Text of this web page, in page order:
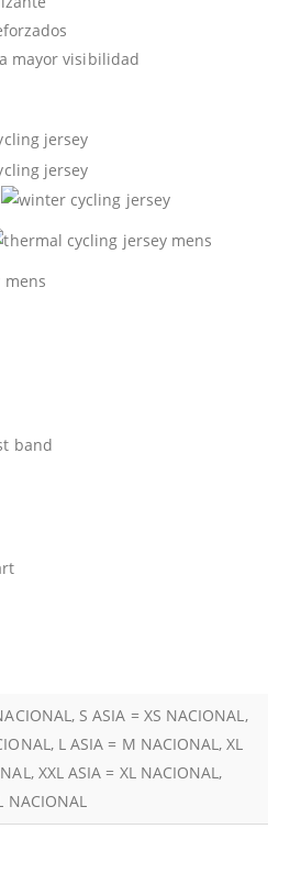
mayor visibilidad
S ASIA = XS NACIONAL,
L ASIA = M NACIONAL, XL
XXL ASIA = XL NACIONAL,
NACIONAL